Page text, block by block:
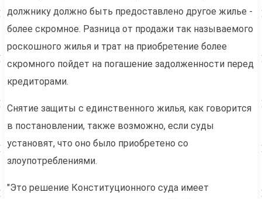
должнику должно быть предоставлено другое жилье -
более скромное. Разница от продажи так называемого
роскошного жилья и трат на приобретение более
скромного пойдет на погашение задолженности перед
кредиторами.
Снятие защиты с единственного жилья, как говорится
в постановлении, также возможно, если суды
установят, что оно было приобретено со
злоупотреблениями.
"Это решение Конституционного суда имеет